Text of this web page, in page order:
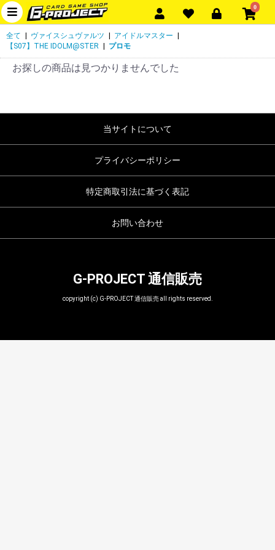
0
全て ヴァイスシュヴァルツ アイドルマスター
【S07】THE IDOLM@STER
プロモ
お探しの商品は見つかりませんでした
当サイトについて
プライバシーポリシー
特定商取引法に基づく表記
お問い合わせ
G-PROJECT 通信販売
copyright (c) G-PROJECT 通信販売 all rights reserved.